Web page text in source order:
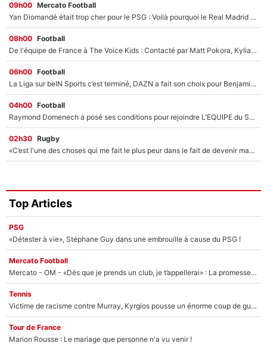
09h00 Mercato Football
Yan Diomandé était trop cher pour le PSG : Voilà pourquoi le Real Madrid a accepté de payer la somme record de 140M€ pour boucler son transfert !
08h00 Football
De l'équipe de France à The Voice Kids : Contacté par Matt Pokora, Kylian Mbappé a accepté de jouer un rôle inédit sur TF1 !
06h00 Football
La Liga sur beIN Sports c’est terminé, DAZN a fait son choix pour Benjamin Da Silva et Omar Da Fonseca !
04h00 Football
Raymond Domenech a posé ses conditions pour rejoindre L'EQUIPE du Soir : Il refuse de faire l'émission avec un autre chroniqueur !
02h30 Rugby
«C’est l'une des choses qui me fait le plus peur dans le fait de devenir maman» : En couple avec Antoine Dupont, Iris Mittenaere s'inquiète déjà pour ses futurs enfants !
Top Articles
PSG
«Détester à vie», Stéphane Guy dans une embrouille à cause du PSG !
Mercato Football
Mercato - OM - «Dès que je prends un club, je t’appellerai» : La promesse de Marcelino au moment de claquer la porte
Tennis
Victime de racisme contre Murray, Kyrgios pousse un énorme coup de gueule !
Tour de France
Marion Rousse : Le mariage que personne n'a vu venir !